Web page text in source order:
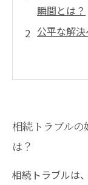
瞬間とは？
公平な解
遺産分割
欠かせな
サポートと
相続トラブルの
は？
相続トラブルは